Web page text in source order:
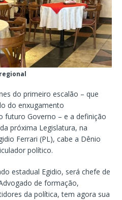
do primeiro escalão – que
do enxugamento
futuro Governo – e a definição
próxima Legislatura, na
Ferrari (PL), cabe a Dênio
político.
estadual Egidio, será chefe de
de formação,
da política, tem agora sua